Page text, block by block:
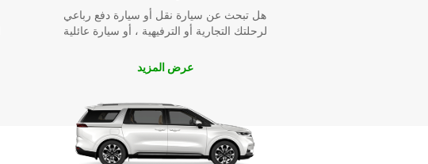
هل تبحث عن سيارة نقل أو سيارة دفع رباعي
لرحلتك التجارية أو الترفيهية ، أو سيارة عائلية
عرض المزيد